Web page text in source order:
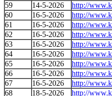
59
14-5-2026 http://
60
16-5-2026 http://
61
16-5-2026 http://
62
16-5-2026 http://
63
16-5-2026 http://
64
16-5-2026 http://
65
16-5-2026 http://
66
16-5-2026 http://
67
16-5-2026 http://
68
18-5-2026 http://